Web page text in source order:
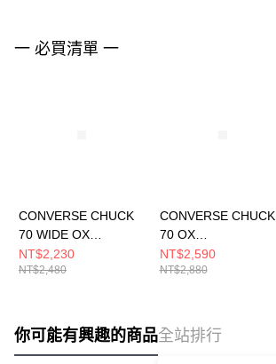
一 必買清單 一
CONVERSE CHUCK
70 WIDE OX
BLACK/BLACK/EGRE
T 男女 休閒鞋
NT$2,230
NT$2,480
CONVERSE CHUCK
70 OX
EGRET/EGRET/EGR
ET 男女 休閒鞋
NT$2,590
NT$2,880
你可能有興趣的商品全站排行